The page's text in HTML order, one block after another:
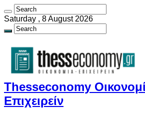
Saturday , 8 August 2026
Thesseconomy
Επιχειρείν